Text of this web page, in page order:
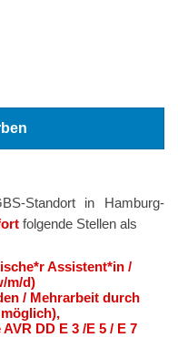
Standort in Hamburg-
folgende Stellen als
Assistent*in /
m/d)
/ Mehrarbeit durch
DD E 3 /E 5 / E 7